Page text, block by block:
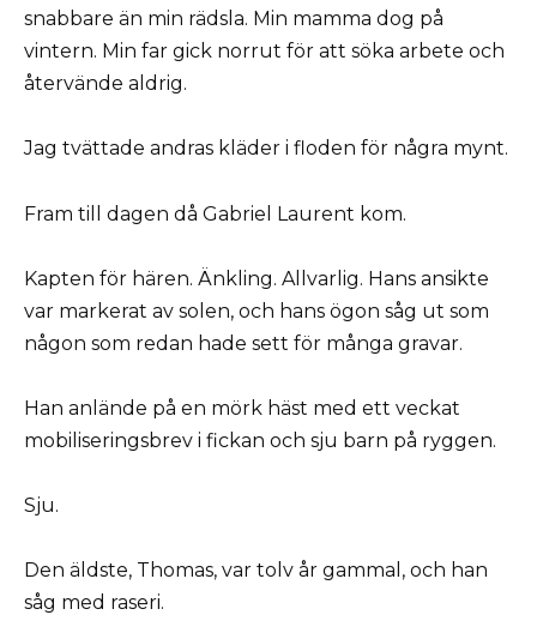
snabbare än min rädsla. Min mamma dog på
vintern. Min far gick norrut för att söka arbete och
återvände aldrig.
Jag tvättade andras kläder i floden för några mynt.
Fram till dagen då Gabriel Laurent kom.
Kapten för hären. Änkling. Allvarlig. Hans ansikte
var markerat av solen, och hans ögon såg ut som
någon som redan hade sett för många gravar.
Han anlände på en mörk häst med ett veckat
mobiliseringsbrev i fickan och sju barn på ryggen.
Sju.
Den äldste, Thomas, var tolv år gammal, och han
såg med raseri.